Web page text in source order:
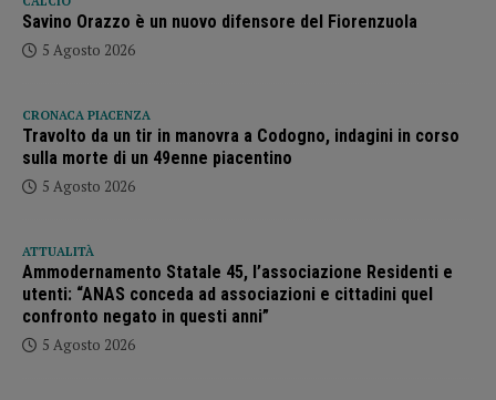
Savino Orazzo è un nuovo difensore del Fiorenzuola
5 Agosto 2026
CRONACA PIACENZA
Travolto da un tir in manovra a Codogno, indagini in corso
sulla morte di un 49enne piacentino
5 Agosto 2026
ATTUALITÀ
Ammodernamento Statale 45, l’associazione Residenti e
utenti: “ANAS conceda ad associazioni e cittadini quel
confronto negato in questi anni”
5 Agosto 2026